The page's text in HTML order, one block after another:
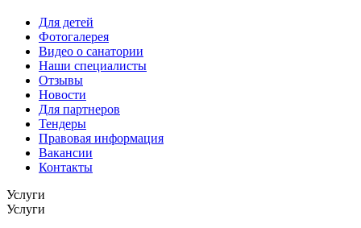
Для детей
Фотогалерея
Видео о санатории
Наши специалисты
Отзывы
Новости
Для партнеров
Тендеры
Правовая информация
Вакансии
Контакты
Услуги
Услуги